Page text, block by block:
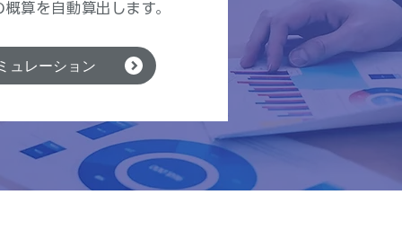
算を自動算出します。
ュレーション